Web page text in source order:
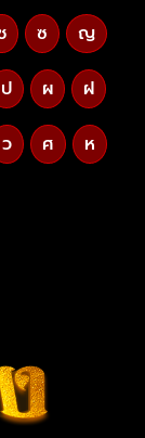
ซ ญ
ป ผ ฝ
ว ศ ห